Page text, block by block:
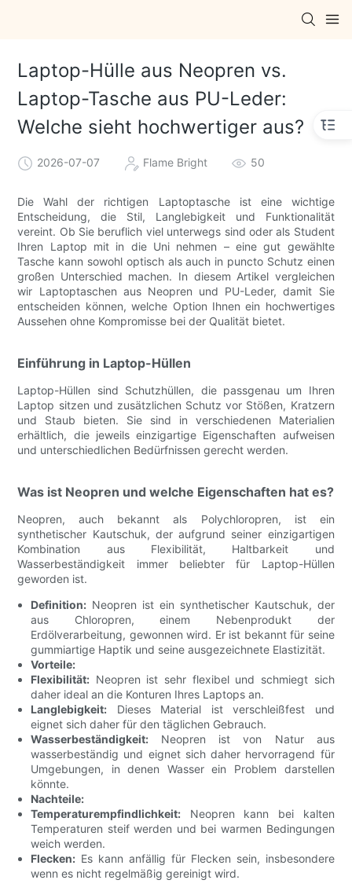
Laptop-Hülle aus Neopren vs.
Laptop-Tasche aus PU-Leder:
Welche sieht hochwertiger aus?
2026-07-07 Flame Bright 50
Die Wahl der richtigen Laptoptasche ist eine wichtige
Entscheidung, die Stil, Langlebigkeit und Funktionalität
vereint. Ob Sie beruflich viel unterwegs sind oder als Student
Ihren Laptop mit in die Uni nehmen – eine gut gewählte
Tasche kann sowohl optisch als auch in puncto Schutz einen
großen Unterschied machen. In diesem Artikel vergleichen
wir Laptoptaschen aus Neopren und PU-Leder, damit Sie
entscheiden können, welche Option Ihnen ein hochwertiges
Aussehen ohne Kompromisse bei der Qualität bietet.
Einführung in Laptop-Hüllen
Laptop-Hüllen sind Schutzhüllen, die passgenau um Ihren
Laptop sitzen und zusätzlichen Schutz vor Stößen, Kratzern
und Staub bieten. Sie sind in verschiedenen Materialien
erhältlich, die jeweils einzigartige Eigenschaften aufweisen
und unterschiedlichen Bedürfnissen gerecht werden.
Was ist Neopren und welche Eigenschaften hat es?
Neopren, auch bekannt als Polychloropren, ist ein
synthetischer Kautschuk, der aufgrund seiner einzigartigen
Kombination aus Flexibilität, Haltbarkeit und
Wasserbeständigkeit immer beliebter für Laptop-Hüllen
geworden ist.
Definition: Neopren ist ein synthetischer Kautschuk, der
aus Chloropren, einem Nebenprodukt der
Erdölverarbeitung, gewonnen wird. Er ist bekannt für seine
gummiartige Haptik und seine ausgezeichnete Elastizität.
Vorteile:
Flexibilität: Neopren ist sehr flexibel und schmiegt sich
daher ideal an die Konturen Ihres Laptops an.
Langlebigkeit: Dieses Material ist verschleißfest und
eignet sich daher für den täglichen Gebrauch.
Wasserbeständigkeit: Neopren ist von Natur aus
wasserbeständig und eignet sich daher hervorragend für
Umgebungen, in denen Wasser ein Problem darstellen
könnte.
Nachteile:
Temperaturempfindlichkeit: Neopren kann bei kalten
Temperaturen steif werden und bei warmen Bedingungen
weich werden.
Flecken: Es kann anfällig für Flecken sein, insbesondere
wenn es nicht regelmäßig gereinigt wird.